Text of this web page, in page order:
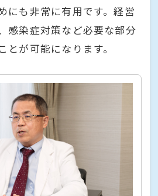
にも非常に有用です。経営
感染症対策など必要な部分
とが可能になります。